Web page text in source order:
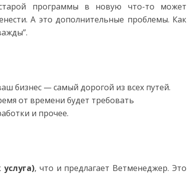
программы в новую что-то может
А это дополнительные проблемы. Как
бизнес — самый дорогой из всех путей.
от времени будет требовать
и прочее.
услуга), что и предлагает Ветменеджер. Это